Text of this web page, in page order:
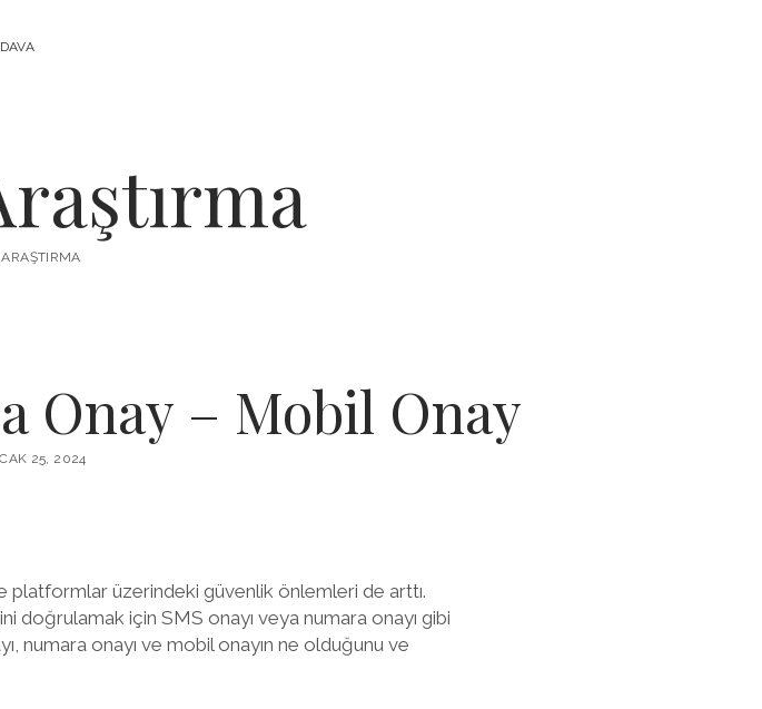
Onay – Mobil Onay
25, 2024
platformlar üzerindeki güvenlik önlemleri de arttı.
doğrulamak için SMS onayı veya numara onayı gibi
numara onayı ve mobil onayın ne olduğunu ve